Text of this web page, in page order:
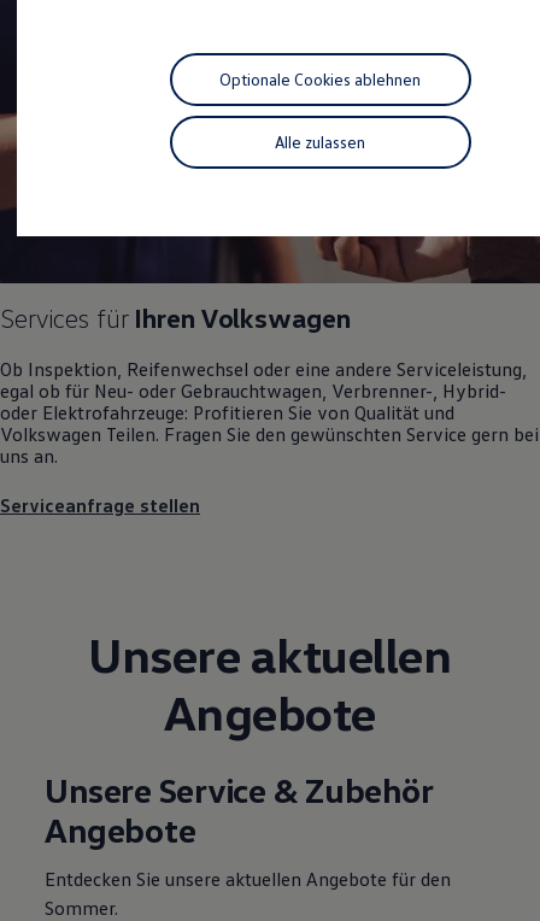
Lifestyle Shop
T-Roc Kollektion
Golf Kollektion
ID. Kollektion
Volkswagen Kollektion
R-Kollektion
myVolkswagen
Software Updates
Service und Ersatzteile
Reparaturen und Checks
Motorenöl und Flüssigkeiten
Räder und Reifen
Pannen- und Unfallhilfe
Zubehör
Wallbox und Ladekabel
Digitale Extras
Dienste für Ihr Modell finden
Volkswagen Apps, Login und Shop
Handy und Fahrzeug verbinden
Updates für Software, Karten und Radio
Vorgängermodelle
Volkswagen Kundenbetreuung
Assistenzsysteme
Services für Ihren Volkswagen
Ob Inspektion, Reifenwechsel oder eine andere Serviceleistung,
egal ob für Neu- oder Gebrauchtwagen , Verbrenner-, Hybrid-
oder Elektrofahrzeuge: Profitieren Sie von Qualität und
Volkswagen Teilen. Fragen Sie den gewünschten Service gern bei
uns an.
Serviceanfrage stellen
Unsere aktuellen
Angebote
Unsere Service & Zubehör
Angebote
Entdecken Sie unsere aktuellen Angebote für den
Sommer.
Alle zulassen
Optionale Cookies ablehnen